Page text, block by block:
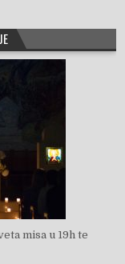
misa u 19h te